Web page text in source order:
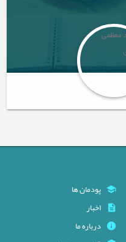
پودمان ها
اخبار
درباره ما